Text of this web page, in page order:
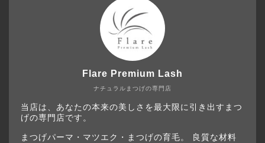
ナチュラルまつげの専門店
Flare Premium Lash
当店は、あなたの本来の美しさを最大限に引き出すまつ
げの専門店です。
まつげパーマ・マツエク・まつげの育毛。 良質な材料